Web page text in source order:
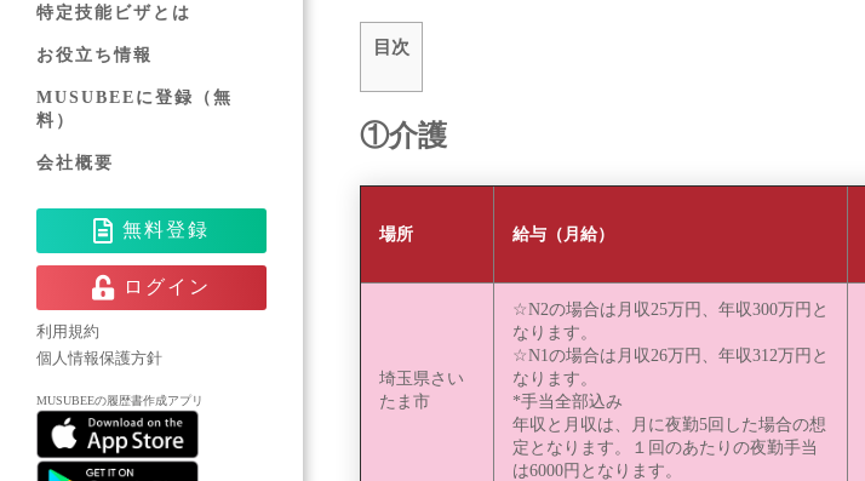
特定技能ビザとは
お役立ち情報
MUSUBEEに登録（無
料）
会社概要
無料登録
ログイン
利用規約
個人情報保護方針
MUSUBEEの履歴書作成アプリ
目次
①介護
場所 給与（月給）
埼玉県さい
たま市
☆N2の場合は月収25万円、年収300万円と
なります。
☆N1の場合は月収26万円、年収312万円と
なります。
*手当全部込み
年収と月収は、月に夜勤5回した場合の想
定となります。 １回のあたりの夜勤手当
は6000円となります。